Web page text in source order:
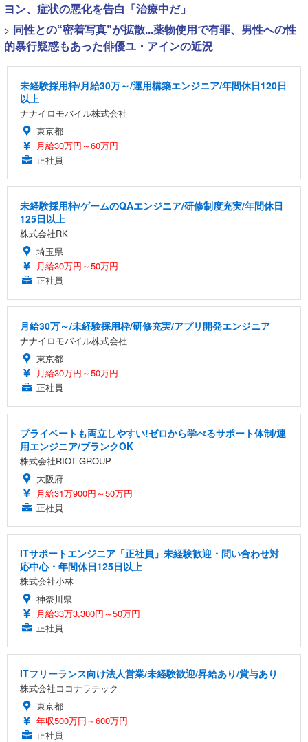
ヨン、症状の悪化を告白「治療中だ」
> 同性との“密着写真”が拡散...薬物使用で有罪、男性への性
的暴行疑惑もあった俳優ユ・アインの近況
未経験採用枠/月給30万～/運用構築エンジニア/年間休日120日
以上
ナナイロモバイル株式会社
東京都
月給30万円～60万円
正社員
未経験採用枠/ゲームのQAエンジニア/研修制度充実/年間休日
125日以上
株式会社RK
埼玉県
月給30万円～50万円
正社員
月給30万～/未経験採用枠/研修充実/アプリ開発エンジニア
ナナイロモバイル株式会社
東京都
月給30万円～50万円
正社員
プライベートも両立しやすい!ゼロから学べるサポート体制/運
用エンジニア/ブランクOK
株式会社RIOT GROUP
大阪府
月給31万900円～50万円
正社員
ITサポートエンジニア「正社員」未経験歓迎・問い合わせ対
応中心・年間休日125日以上
株式会社小林
神奈川県
月給33万3,300円～50万円
正社員
ITフリーランス向け法人営業/未経験歓迎/昇給あり/賞与あり
株式会社ココナラテック
東京都
年収500万円～600万円
正社員